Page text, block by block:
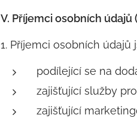
V. Příjemci osobních
1. Příjemci osobních údajů
podílející se na
zajišťující služby
zajišťující